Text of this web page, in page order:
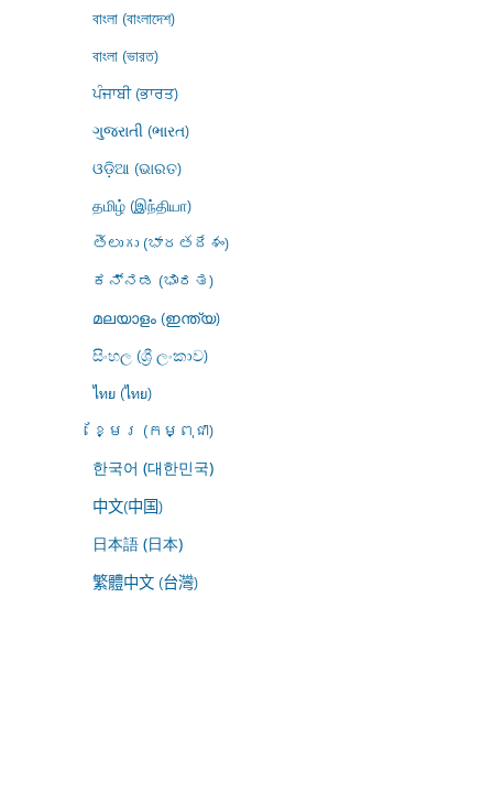
বাংলা (বাংলাদেশ)
বাংলা (ভারত)
ਪੰਜਾਬੀ (ਭਾਰਤ)
ગુજરાતી (ભારત)
ଓଡ଼ିଆ (ଭାରତ)
தமிழ் (இந்தியா)
తెలుగు (భారతదేశం)
ಕನ್ನಡ (ಭಾರತ)
മലയാളം (ഇന്ത്യ)
සිංහල (ශ්‍රී ලංකාව)
ไทย (ไทย)
ខ្មែរ (កម្ពុជា)
한국어 (대한민국)
中文(中国)
日本語 (日本)
繁體中文 (台灣)